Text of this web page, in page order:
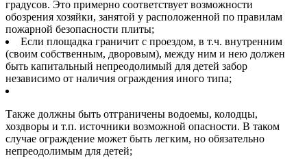
градусов. Это примерно соответствует возможности
обозрения хозяйки, занятой у расположенной по правилам
пожарной безопасности плиты;
Если площадка граничит с проездом, в т.ч. внутренним
(своим собственным, дворовым), между ним и нею должен
быть капитальный непреодолимый для детей забор
независимо от наличия ограждения иного типа;
Также должны быть отграничены водоемы, колодцы,
хоздворы и т.п. источники возможной опасности. В таком
случае ограждение может быть легким, но обязательно
непреодолимым для детей;